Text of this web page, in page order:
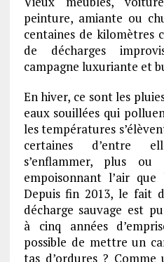
peinture, amiante ou
centaines de kilomètres
de décharges
campagne luxuriante et
En hiver, ce sont les
eaux souillées qui
les températures
certaines d’entre
s’enflammer, plus ou
empoisonnant l’air
Depuis fin 2013, le fait
décharge sauvage est
à cinq années
possible de mettre un
tas d’ordures ?